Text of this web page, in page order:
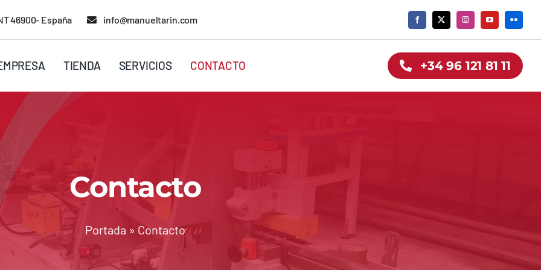
46900- España info@manueltarin.com
TIENDA SERVICIOS CONTACTO +34 96 121 81 11
Contacto
Portada » Contacto